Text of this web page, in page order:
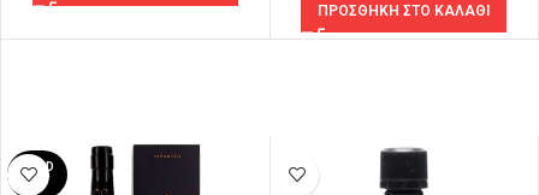
ΠΡΟΣΘΗΚΗ ΣΤΟ ΚΑΛΑΘΙ
SOLD
OUT